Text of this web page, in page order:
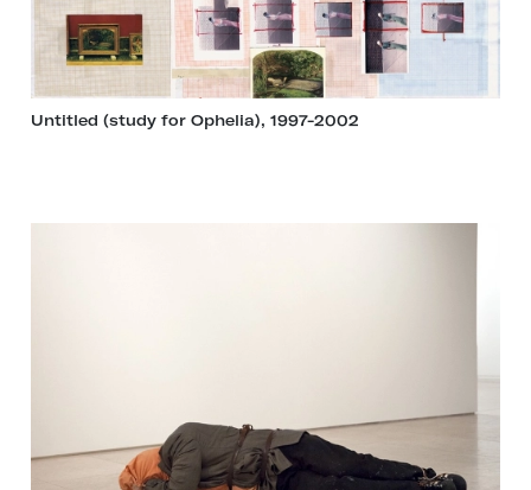
Untitled (study for Ophelia), 1997-2002